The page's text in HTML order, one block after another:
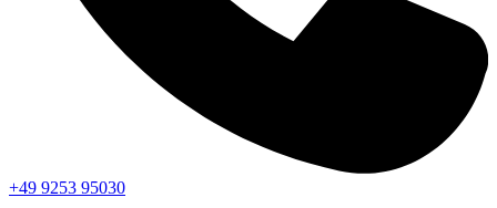
+49 9253 95030